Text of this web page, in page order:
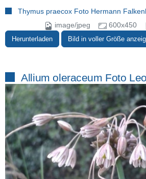
Thymus praecox Foto Hermann
image/jpeg
600x450
Herunterladen Bild in voller Größe
Allium oleraceum Foto